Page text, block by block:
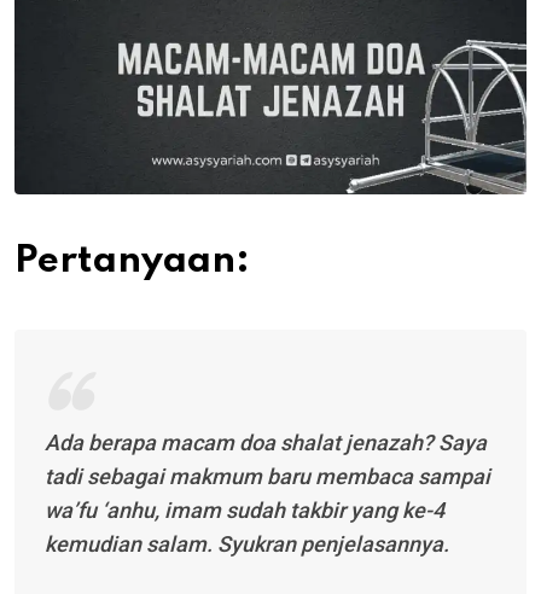
Pertanyaan:
Ada berapa macam doa shalat jenazah? Saya
tadi sebagai makmum baru membaca sampai
wa’fu ‘anhu, imam sudah takbir yang ke-4
kemudian salam. Syukran penjelasannya.